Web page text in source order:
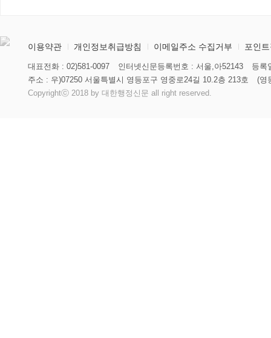
이용약관 개인정보취급방침 이메일주소 수집거부 포인
대표전화 : 02)581-0097 인터넷신문등록번호 : 서울,아52143
등록
주소 : 우)07250 서울특별시 영등포구 영중로24길 10.2층 213호
(영
Copyrightⓒ 2018 by 대한행정신문 all right reserved.